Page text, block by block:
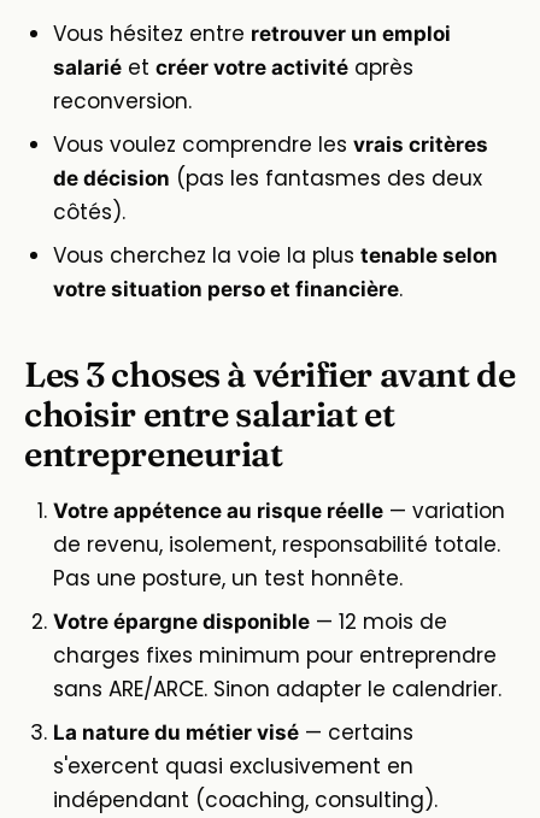
Vous hésitez entre retrouver un emploi
salarié et créer votre activité après
reconversion.
Vous voulez comprendre les vrais critères
de décision (pas les fantasmes des deux
côtés).
Vous cherchez la voie la plus tenable selon
votre situation perso et financière.
Les 3 choses à vérifier avant de
choisir entre salariat et
entrepreneuriat
Votre appétence au risque réelle — variation
de revenu, isolement, responsabilité totale.
Pas une posture, un test honnête.
Votre épargne disponible — 12 mois de
charges fixes minimum pour entreprendre
sans ARE/ARCE. Sinon adapter le calendrier.
La nature du métier visé — certains
s'exercent quasi exclusivement en
indépendant (coaching, consulting).